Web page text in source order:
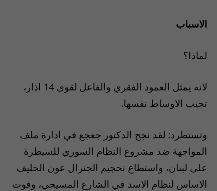
الاسباب
لماذا؟
لانه يمثل العمود الفقري والفاعل لقوى 14 اذار،
تجيب الاوساط نفسها.
وتستطرد: لقد نجح الدكتور جعجع في ادارة ملف
المواجهة ضد مشروع النظام السوري للسيطرة
على لبنان، واستطاع تحجيم الجنرال عون الحليف
الاساس لنظام الاسد في الشارع المسيحي، وفوت